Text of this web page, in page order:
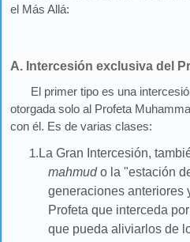
el Más Allá:
A. Intercesión exclusiva del
El primer tipo es una
otorgada solo al Profeta
con él. Es de varias clases:
1. La Gran Intercesión,
mahmudo la "estación
generaciones anteriores
Profeta que interceda
que pueda aliviarlos de